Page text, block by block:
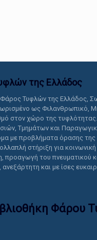
της Ελλάδoς
Τυφλών της Ελλάδος,
ως Φιλανθρωπικό,
στον χώρο της
Τμημάτων και
με προβλήματα όρασης
στήριξη για
προαγωγή του πνευματικού
και με ίσες
Φάρου